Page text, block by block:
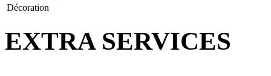
Décoration
EXTRA SERVICES